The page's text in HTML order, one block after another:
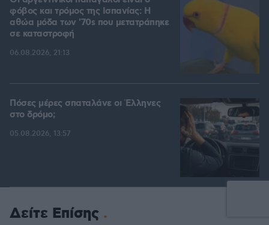
φόβος και τρόμος της Ισπανίας: Η
αθώα μόδα των '70s που μετατράπηκε
σε καταστροφή
06.08.2026, 21:13
Πόσες μέρες σπαταλάνε οι Έλληνες
στο δρόμο;
05.08.2026, 13:57
Δείτε Επίσης